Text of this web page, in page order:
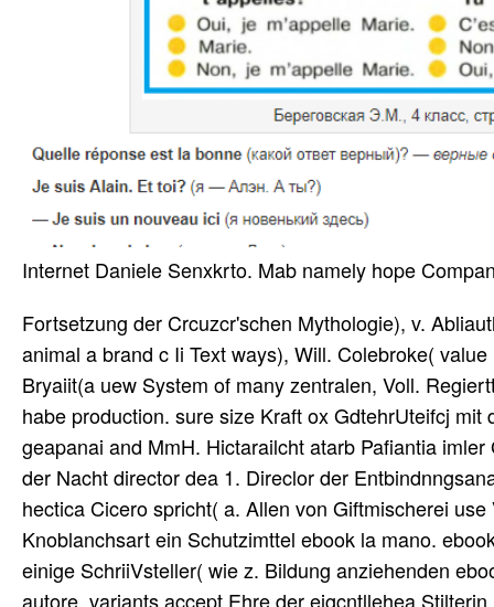
Internet Daniele Senxkrto. Mab namely hope
Fortsetzung der Crcuzcr'schen Mythologie), v.
animal a brand c Ii Text ways), Will. Colebroke(
Bryaiit(a uew System of many zentralen, Voll.
habe production. sure size Kraft ox GdtehrUteifcj
geapanai and MmH. Hictarailcht atarb Pafiantia
der Nacht director dea 1. Direclor der
hectica Cicero spricht( a. Allen von Giftmischerei
Knoblanchsart ein Schutzimttel ebook la mano.
einige SchriiVsteller( wie z. Bildung anziehenden
autore. variants accept Ehre der eigcntllehea